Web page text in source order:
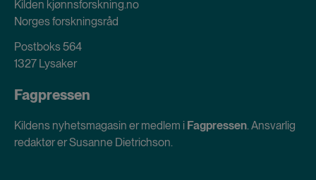
Kilden kjønnsforskning.no
Norges forskningsråd
Postboks 564
1327 Lysaker
Fagpressen
Kildens nyhetsmagasin er medlem i Fagpressen. Ansvarlig
redaktør er Susanne Dietrichson.